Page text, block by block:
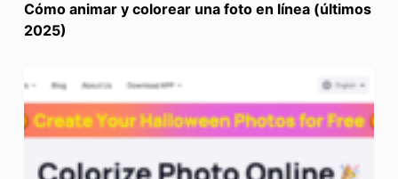
Cómo animar y colorear una foto en línea (últimos
2025)